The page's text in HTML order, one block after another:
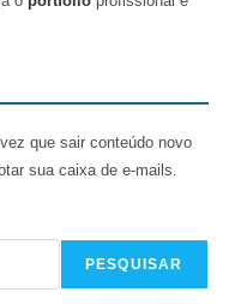
que sair conteúdo novo
sua caixa de e-mails.
PESQUISAR